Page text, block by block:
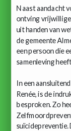
Naast aandacht
ontving
uit handen van
de gemeente
een persoon die
samenleving
In een
Renée, is de
besproken. Zo
suïcidepreventie.